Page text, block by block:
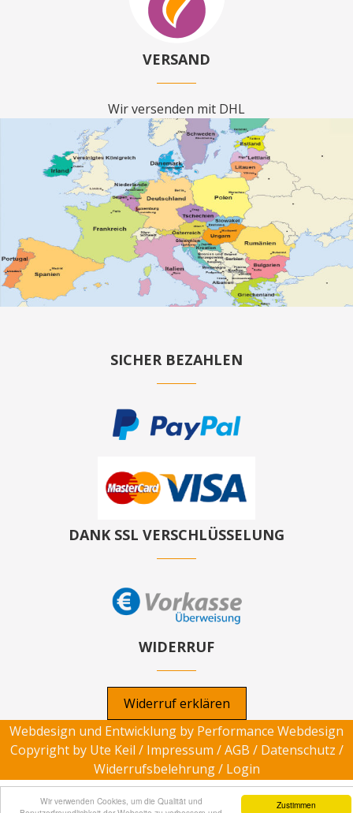
Zustimmen
Wir verwenden Cookies, um die Qualität und
VERSAND
Wir versenden mit DHL
SICHER BEZAHLEN
DANK SSL VERSCHLÜSSELUNG
WIDERRUF
Widerruf erklären
Webdesign und Entwicklung by Performance Webdesign
Copyright by Ute Keil / Impressum /AGB / Datenschutz /
Widerrufsbelehrung/ Login